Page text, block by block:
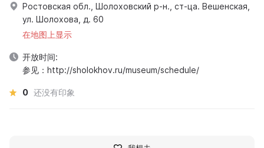
Ростовская обл., Шолоховский р-н., ст-ца. Вешенская,
ул. Шолохова, д. 60
在地图上显示
开放时间:
参见：http://sholokhov.ru/museum/schedule/
0 还没有印象